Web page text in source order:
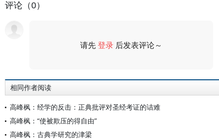
评论（0）
请先登录 后发表评论～
相同作者阅读
高峰枫：经学的反击：正典批评对圣经考证的诘难
高峰枫：“使被欺压的得自由”
高峰枫：古典学研究的津梁